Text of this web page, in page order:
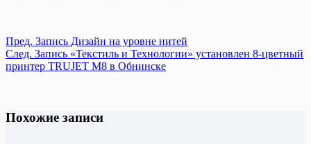
Пред. Запись Дизайн на уровне нитей
След. Запись «Текстиль и Технологии» установлен 8-цветный
принтер TRUJET M8 в Обнинске
Похожие записи